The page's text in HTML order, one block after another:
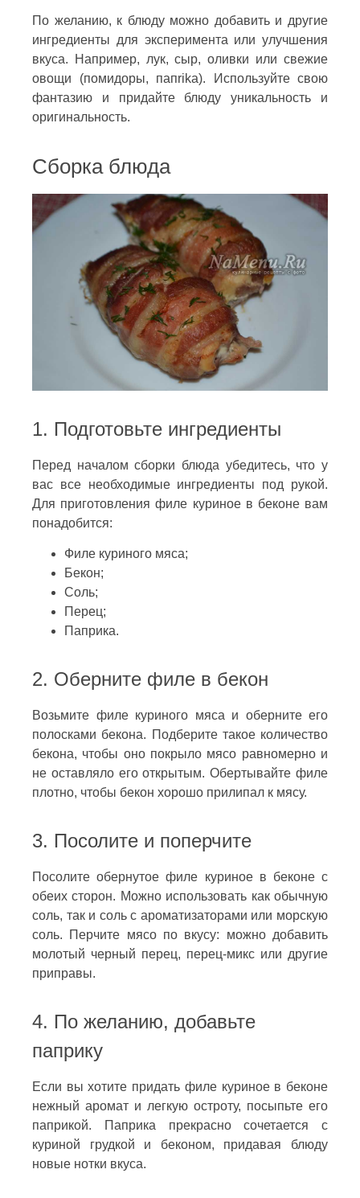
По желанию, к блюду можно добавить и другие
ингредиенты для эксперимента или улучшения
вкуса. Например, лук, сыр, оливки или свежие
овощи (помидоры, папrika). Используйте свою
фантазию и придайте блюду уникальность и
оригинальность.
Сборка блюда
1. Подготовьте ингредиенты
Перед началом сборки блюда убедитесь, что у
вас все необходимые ингредиенты под рукой.
Для приготовления филе куриное в беконе вам
понадобится:
Филе куриного мяса;
Бекон;
Соль;
Перец;
Паприка.
2. Оберните филе в бекон
Возьмите филе куриного мяса и оберните его
полосками бекона. Подберите такое количество
бекона, чтобы оно покрыло мясо равномерно и
не оставляло его открытым. Обертывайте филе
плотно, чтобы бекон хорошо прилипал к мясу.
3. Посолите и поперчите
Посолите обернутое филе куриное в беконе с
обеих сторон. Можно использовать как обычную
соль, так и соль с ароматизаторами или морскую
соль. Перчите мясо по вкусу: можно добавить
молотый черный перец, перец-микс или другие
приправы.
4. По желанию, добавьте
паприку
Если вы хотите придать филе куриное в беконе
нежный аромат и легкую остроту, посыпьте его
паприкой. Паприка прекрасно сочетается с
куриной грудкой и беконом, придавая блюду
новые нотки вкуса.